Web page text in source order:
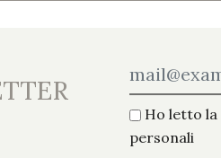
Ho letto la
personali